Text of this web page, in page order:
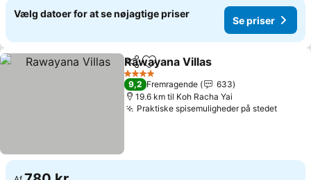
Vælg datoer for at se nøjagtige priser
Se priser
Del Føj til favoritter
Rawayana Villas
4 Stjerner
9,2 Fremragende
633
19.6 km til Koh Racha Yai
Praktiske spisemuligheder på stedet